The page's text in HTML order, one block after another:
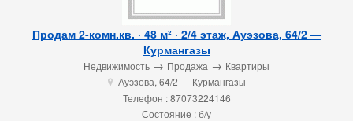
Продам 2-комн.кв. · 48 м² · 2/4 этаж, Ауэзова, 64/2 —
Курмангазы
Недвижимость → Продажа → Квартиры
u Ауэзова, 64/2 — Курмангазы
Телефон : 87073224146
Состояние : б/у